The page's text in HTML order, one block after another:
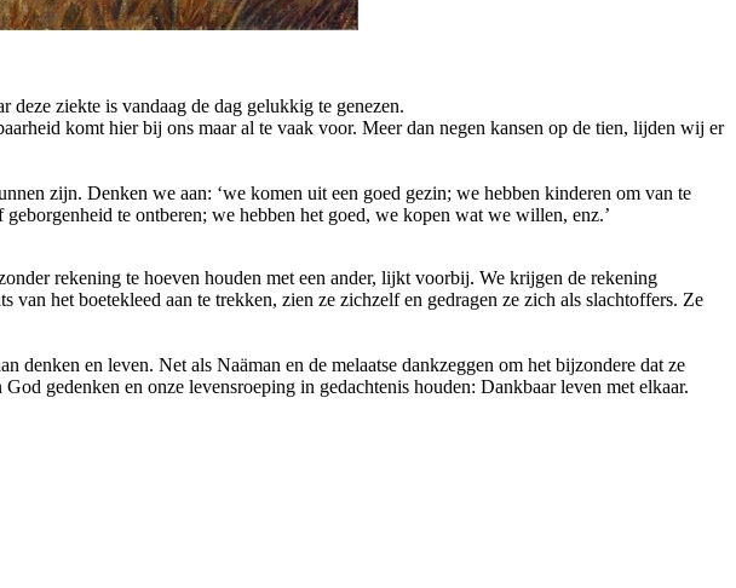
ziekte is vandaag de dag gelukkig te genezen.
komt hier bij ons maar al te vaak voor. Meer dan negen kansen op de tien, lijden wij er
zijn. Denken we aan: ‘we komen uit een goed gezin; we hebben kinderen om van te
te ontberen; we hebben het goed, we kopen wat we willen, enz.’
rekening te hoeven houden met een ander, lijkt voorbij. We krijgen de rekening
het boetekleed aan te trekken, zien ze zichzelf en gedragen ze zich als slachtoffers. Ze
en leven. Net als Naäman en de melaatse dankzeggen om het bijzondere dat ze
gedenken en onze levensroeping in gedachtenis houden: Dankbaar leven met elkaar.